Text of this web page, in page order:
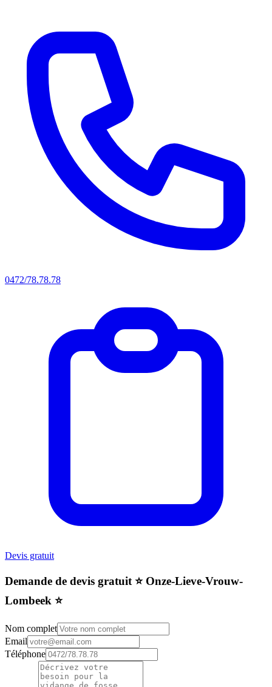
0472/78.78.78
Devis gratuit
Demande de devis gratuit ⭐️ Onze-Lieve-Vrouw-
Lombeek ⭐️
Nom complet
Email
Téléphone